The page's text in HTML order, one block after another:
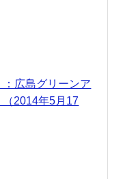
広島グリーンア
2014年5月17